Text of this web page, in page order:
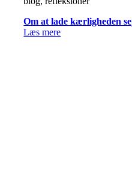
Om at lade kærligheden
Læs mere